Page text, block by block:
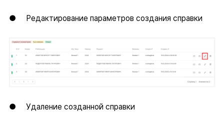
● Редактирование параметров создания справки
● Удаление созданной справки